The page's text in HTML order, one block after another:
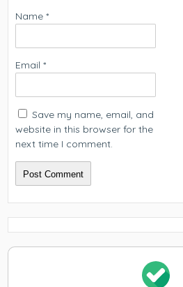
Name*
Email*
Save my name, email, and
website in this browser for the
next time I comment.